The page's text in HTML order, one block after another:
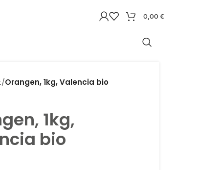
0,00 €
/Orangen, 1kg, Valencia bio
1kg,
bio